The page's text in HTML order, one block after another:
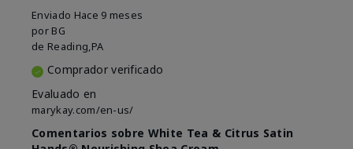
Enviado Hace 9 meses
por BG
de Reading,PA
Comprador verificado
Evaluado en
marykay.com/en-us/
Comentarios sobre White Tea & Citrus Satin